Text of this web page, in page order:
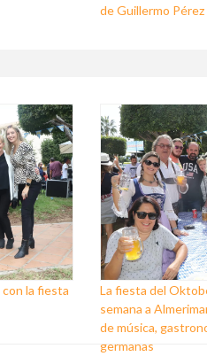
de Guillermo Pérez
la fiesta
La fiesta del
semana a
de música,
germanas